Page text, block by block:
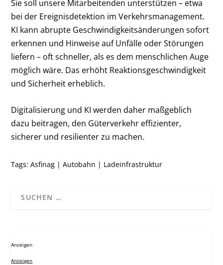
Sie soll unsere Mitarbeitenden unterstützen – etwa
bei der Ereignisdetektion im Verkehrsmanagement.
KI kann abrupte Geschwindigkeitsänderungen sofort
erkennen und Hinweise auf Unfälle oder Störungen
liefern – oft schneller, als es dem menschlichen Auge
möglich wäre. Das erhöht Reaktionsgeschwindigkeit
und Sicherheit erheblich.
Digitalisierung und KI werden daher maßgeblich
dazu beitragen, den Güterverkehr effizienter,
sicherer und resilienter zu machen.
Tags:Asfinag |Autobahn | Ladeinfrastruktur
Anzeigen
Anzeigen